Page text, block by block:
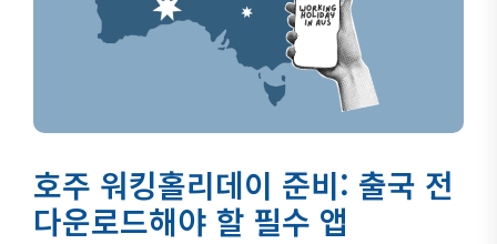
호주 워킹홀리데이 준비: 출국 전
다운로드해야 할 필수 앱